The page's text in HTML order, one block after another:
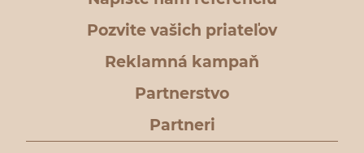
Pozvite vašich priateľov
Reklamná kampaň
Partnerstvo
Partneri